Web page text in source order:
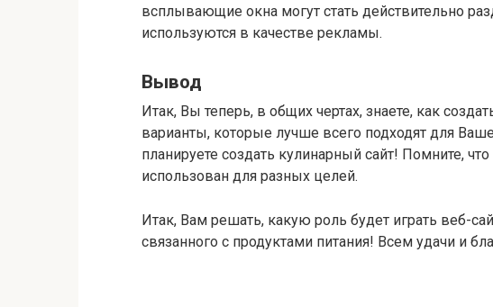
всплывающие окна могут стать действительно
используются в качестве рекламы.
Вывод
Итак, Вы теперь, в общих чертах, знаете, как
варианты, которые лучше всего подходят для
планируете создать кулинарный сайт! Помните,
использован для разных целей.
Итак, Вам решать, какую роль будет играть веб-
связанного с продуктами питания! Всем удачи и